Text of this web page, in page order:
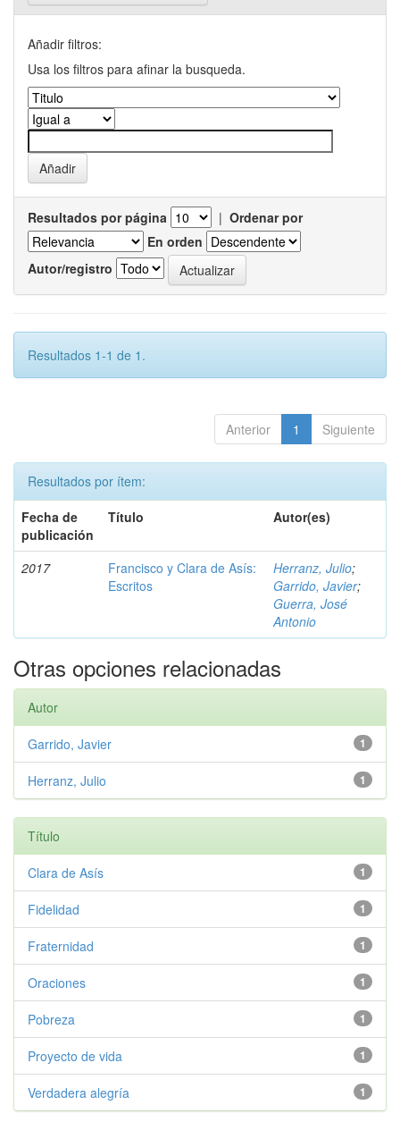
Añadir filtros:
Usa los filtros para afinar la busqueda.
Resultados por página | Ordenar por
En orden
Autor/registro
Resultados 1-1 de 1.
Anterior 1 Siguiente
Resultados por ítem:
Fecha de
publicación
Título Autor(es)
2017
Francisco y Clara de Asís:
Escritos
Herranz, Julio;
Garrido, Javier;
Guerra, José
Antonio
Otras opciones relacionadas
Autor
1
Garrido, Javier
1
Herranz, Julio
Título
1
Clara de Asís
1
Fidelidad
1
Fraternidad
1
Oraciones
1
Pobreza
1
Proyecto de vida
1
Verdadera alegría